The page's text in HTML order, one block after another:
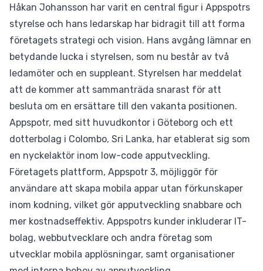
Håkan Johansson har varit en central figur i Appspotrs
styrelse och hans ledarskap har bidragit till att forma
företagets strategi och vision. Hans avgång lämnar en
betydande lucka i styrelsen, som nu består av två
ledamöter och en suppleant. Styrelsen har meddelat
att de kommer att sammanträda snarast för att
besluta om en ersättare till den vakanta positionen.
Appspotr, med sitt huvudkontor i Göteborg och ett
dotterbolag i Colombo, Sri Lanka, har etablerat sig som
en nyckelaktör inom low-code apputveckling.
Företagets plattform, Appspotr 3, möjliggör för
användare att skapa mobila appar utan förkunskaper
inom kodning, vilket gör apputveckling snabbare och
mer kostnadseffektiv. Appspotrs kunder inkluderar IT-
bolag, webbutvecklare och andra företag som
utvecklar mobila applösningar, samt organisationer